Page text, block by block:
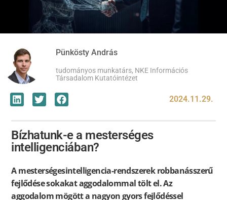
Pünkösty András
tudományos munkatárs, NKE Információs
Társadalom Kutatóintézet
2024.11.29.
Bízhatunk-e a mesterséges
intelligenciában?
A mesterségesintelligencia-rendszerek robbanásszerű
fejlődése sokakat aggodalommal tölt el. Az
aggodalom mögött a nagyon gyors fejlődéssel